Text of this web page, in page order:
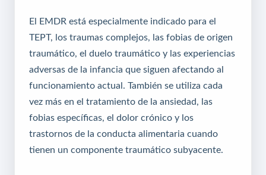
El EMDR está especialmente indicado para el
TEPT, los traumas complejos, las fobias de origen
traumático, el duelo traumático y las experiencias
adversas de la infancia que siguen afectando al
funcionamiento actual. También se utiliza cada
vez más en el tratamiento de la ansiedad, las
fobias específicas, el dolor crónico y los
trastornos de la conducta alimentaria cuando
tienen un componente traumático subyacente.